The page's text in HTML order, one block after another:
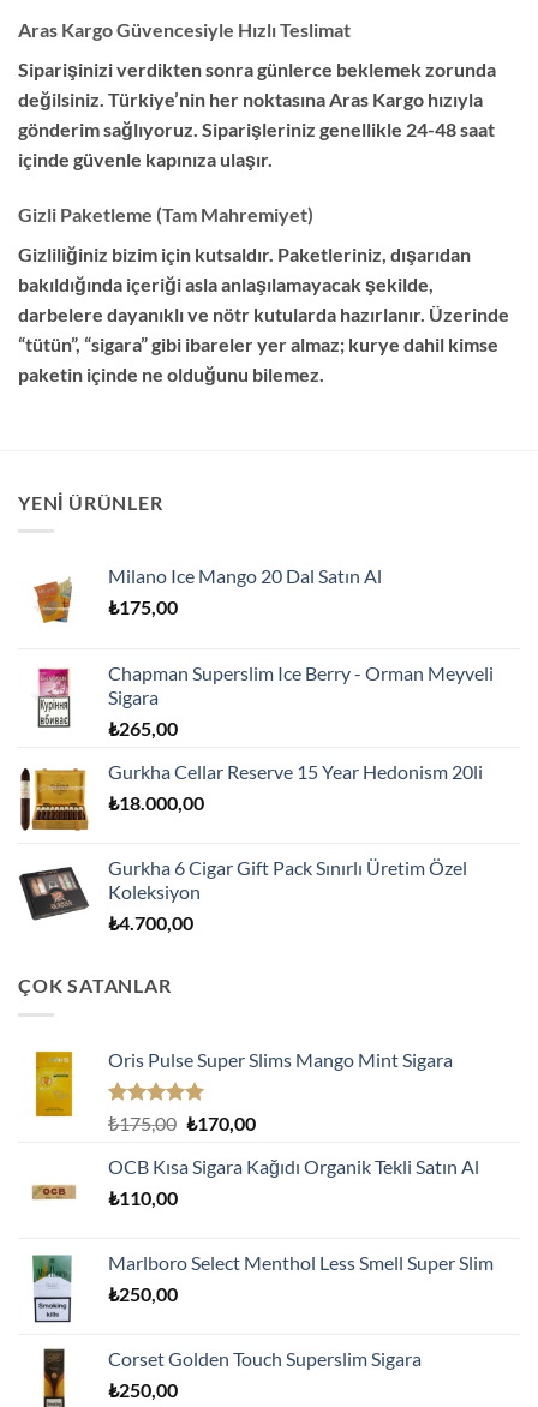
Aras Kargo Güvencesiyle Hızlı Teslimat
Siparişinizi verdikten sonra günlerce beklemek zorunda
değilsiniz. Türkiye’nin her noktasına Aras Kargo hızıyla
gönderim sağlıyoruz. Siparişleriniz genellikle 24-48 saat
içinde güvenle kapınıza ulaşır.
Gizli Paketleme (Tam Mahremiyet)
Gizliliğiniz bizim için kutsaldır. Paketleriniz, dışarıdan
bakıldığında içeriği asla anlaşılamayacak şekilde,
darbelere dayanıklı ve nötr kutularda hazırlanır. Üzerinde
“tütün”, “sigara” gibi ibareler yer almaz; kurye dahil kimse
paketin içinde ne olduğunu bilemez.
YENI ÜRÜNLER
Milano Ice Mango 20 Dal Satın Al
₺175,00
Chapman Superslim Ice Berry - Orman Meyveli
Sigara
₺265,00
Gurkha Cellar Reserve 15 Year Hedonism 20li
₺18.000,00
Gurkha 6 Cigar Gift Pack Sınırlı Üretim Özel
Koleksiyon
₺4.700,00
ÇOK SATANLAR
Oris Pulse Super Slims Mango Mint Sigara
5 üzerinden
oy
aldı
₺175,00 Orijinal
₺175,00.
₺170,00Şu
fiyat:
OCB Kısa Sigara Kağıdı Organik Tekli Satın Al
₺110,00
Marlboro Select Menthol Less Smell Super Slim
₺250,00
Corset Golden Touch Superslim Sigara
₺250,00